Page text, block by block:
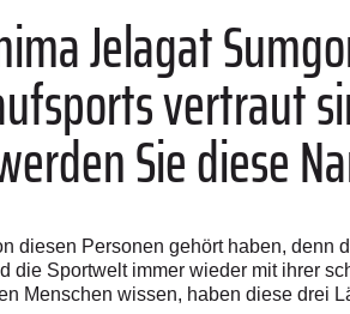
Jelagat
vertraut
Sie diese
diesen Personen gehört haben, denn
die Sportwelt immer wieder mit ihrer
Menschen wissen, haben diese drei